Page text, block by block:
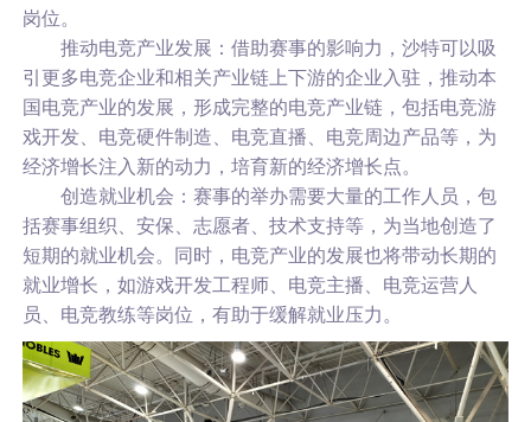
岗位。
推动电竞产业发展：借助赛事的影响力，沙特可以吸
引更多电竞企业和相关产业链上下游的企业入驻，推动本
国电竞产业的发展，形成完整的电竞产业链，包括电竞游
戏开发、电竞硬件制造、电竞直播、电竞周边产品等，为
经济增长注入新的动力，培育新的经济增长点。
创造就业机会：赛事的举办需要大量的工作人员，包
括赛事组织、安保、志愿者、技术支持等，为当地创造了
短期的就业机会。同时，电竞产业的发展也将带动长期的
就业增长，如游戏开发工程师、电竞主播、电竞运营人
员、电竞教练等岗位，有助于缓解就业压力。